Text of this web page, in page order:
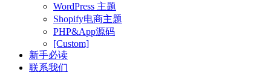
WordPress 主题
Shopify电商主题
PHP&App源码
[Custom]
新手必读
联系我们